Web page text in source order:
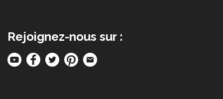
Rejoignez-nous sur :